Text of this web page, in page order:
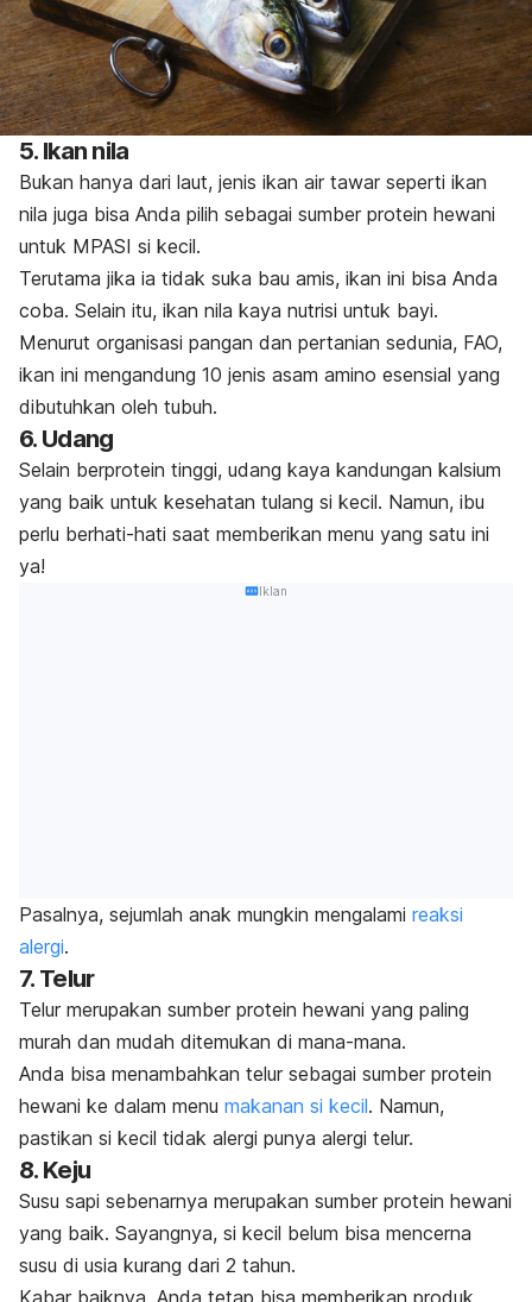
5. Ikan nila
Bukan hanya dari laut, jenis ikan air tawar seperti ikan
nila juga bisa Anda pilih sebagai sumber protein hewani
untuk MPASI si kecil.
Terutama jika ia tidak suka bau amis, ikan ini bisa Anda
coba. Selain itu, ikan nila kaya nutrisi untuk bayi.
Menurut organisasi pangan dan pertanian sedunia, FAO,
ikan ini mengandung 10 jenis asam amino esensial yang
dibutuhkan oleh tubuh.
6. Udang
Selain berprotein tinggi, udang kaya kandungan kalsium
yang baik untuk kesehatan tulang si kecil. Namun, ibu
perlu berhati-hati saat memberikan menu yang satu ini
ya!
Iklan
Pasalnya, sejumlah anak mungkin mengalami reaksi
alergi.
7. Telur
Telur merupakan sumber protein hewani yang paling
murah dan mudah ditemukan di mana-mana.
Anda bisa menambahkan telur sebagai sumber protein
hewani ke dalam menu makanan si kecil. Namun,
pastikan si kecil tidak alergi punya alergi telur.
8. Keju
Susu sapi sebenarnya merupakan sumber protein hewani
yang baik. Sayangnya, si kecil belum bisa mencerna
susu di usia kurang dari 2 tahun.
Kabar baiknya, Anda tetap bisa memberikan produk